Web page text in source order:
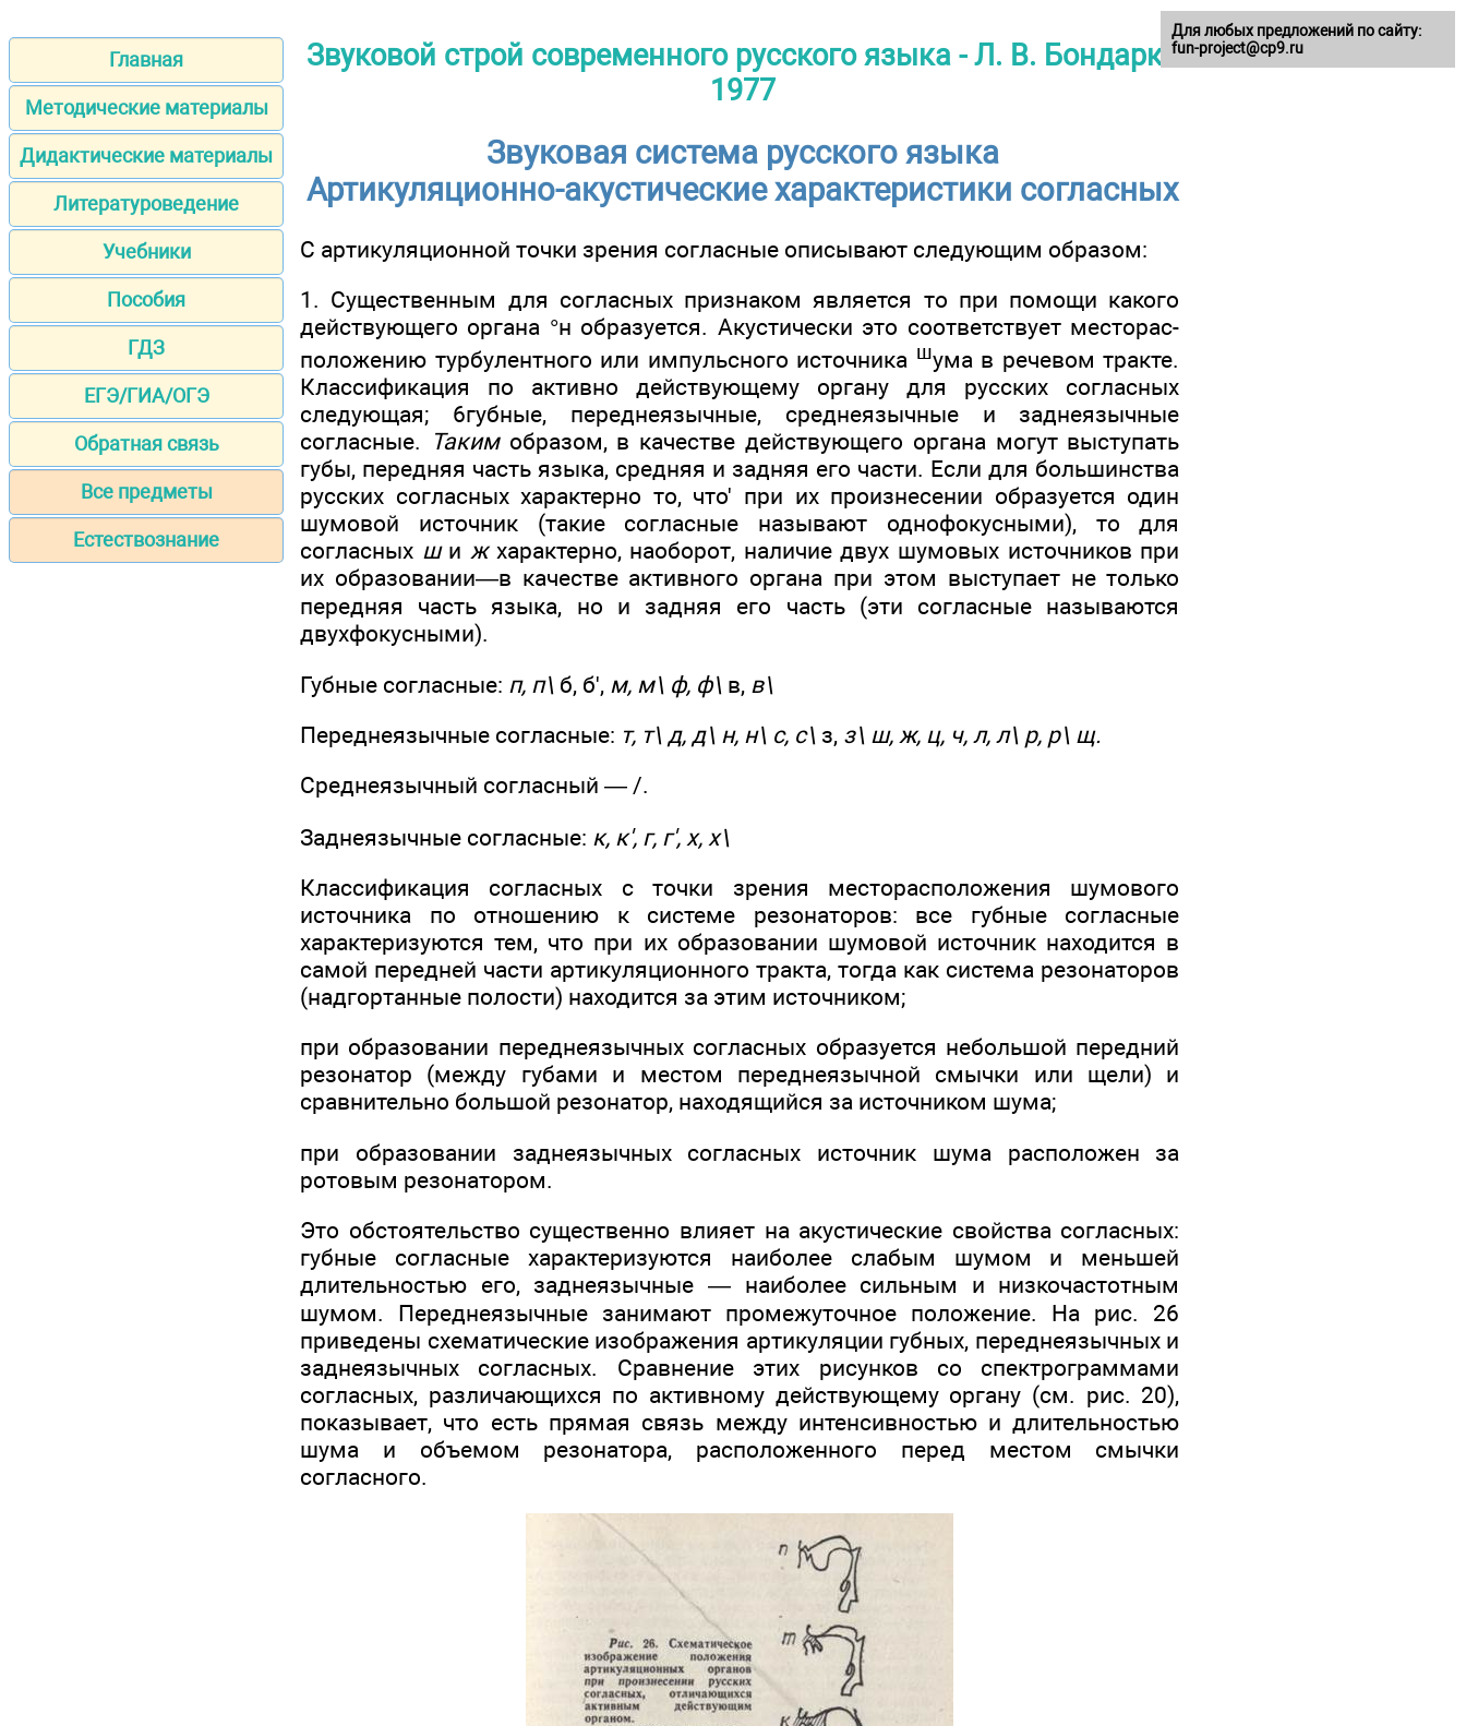
Главная
Методические материалы
Дидактические материалы
Литературоведение
Учебники
Пособия
ГДЗ
ЕГЭ/ГИА/ОГЭ
Обратная связь
Все предметы
Естествознание
Звуковой строй современного русского языка - Л. В. Бондарко
1977
Звуковая система русского языка
Артикуляционно-акустические характеристики согласных
С артикуляционной точки зрения согласные описы­вают следующим образом:
1. Существенным для согласных признаком является то при помощи какого
действующего органа °н образуется. Акустически это соответствует месторас­
положению турбулентного или импульсного источника шума в речевом тракте.
Классификация по активно дей­ствующему органу для русских согласных
следующая; 6губные, переднеязычные, среднеязычные и заднеязычные
согласные. Таким образом, в ка­честве действующего органа могут выступать
губы, пе­редняя часть языка, средняя и задняя его части. Если для большинства
русских согласных характерно то, что' при их произнесении образуется один
шумовой источник (такие согласные называют однофокусными), то для
согласных ш и ж характерно, наоборот, наличие двух шумовых источников при
их образовании—в ка­честве активного органа при этом выступает не только
передняя часть языка, но и задняя его часть (эти со­гласные называются
двухфокусными).
Губные согласные: п, п\ б, б', м, м\ ф, ф\ в, в\
Переднеязычные согласные: т, т\ д, д\ н, н\ с, с\ з, з\ ш, ж, ц, ч, л, л\ р, р\ щ.
Среднеязычный согласный — /.
Заднеязычные согласные: к, к', г, г', х, х\
Классификация согласных с точки зрения место­расположения шумового
источника по от­ношению к системе резонаторов: все губные согласные
характеризуются тем, что при их образовании шумовой источник находится в
самой передней части артикуляционного тракта, тогда как система резонаторов
(надгортанные полости) находится за этим источником;
при образовании переднеязычных согласных образуется небольшой передний
резонатор (между гу­бами и местом переднеязычной смычки или щели) и
сравнительно большой резонатор, находящийся за источ­ником шума;
при образовании заднеязычных согласных ис­точник шума расположен за
ротовым резонатором.
Это обстоятельство существенно влияет на акустиче­ские свойства согласных:
губные согласные характе­ризуются наиболее слабым шумом и меньшей
длитель­ностью его, заднеязычные — наиболее сильным и низко­частотным
шумом. Переднеязычные занимают промежу­точное положение. На рис. 26
приведены схематические изображения артикуляции губных, переднеязычных и
заднеязычных согласных. Сравнение этих рисунков со спектрограммами
согласных, различающихся по актив­ному действующему органу (см. рис. 20),
показывает, что есть прямая связь между интенсивностью и длительностью
шума и объемом резонатора, расположенного перед местом смычки
согласного.
Для любых предложений по сайту:
fun-project@cp9.ru